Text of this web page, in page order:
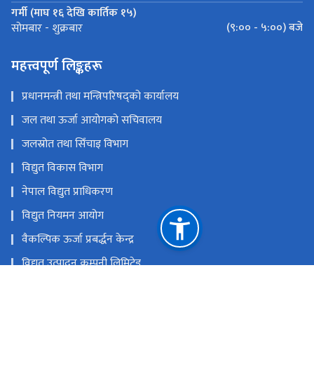
गर्मी (माघ १६ देखि कार्तिक १५)
सोमबार - शुक्रबार (९:०० - ५:००) बजे
महत्त्वपूर्ण लिङ्कहरू
प्रधानमन्त्री तथा मन्त्रिपरिषद्को कार्यालय
जल तथा ऊर्जा आयोगको सचिवालय
जलस्रोत तथा सिँचाइ विभाग
विद्युत विकास विभाग
नेपाल विद्युत प्राधिकरण
विद्युत नियमन आयोग
वैकल्पिक ऊर्जा प्रबर्द्धन केन्द्र
विद्युत उत्पादन कम्पनी लिमिटेड